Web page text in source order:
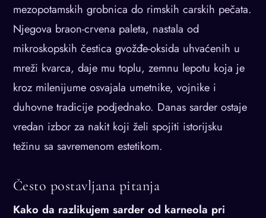
mezopotamskih grobnica do rimskih carskih pečata.
Njegova braon-crvena paleta, nastala od
mikroskopskih čestica gvožđe-oksida uhvaćenih u
mreži kvarca, daje mu toplu, zemnu lepotu koja je
kroz milenijume osvajala umetnike, vojnike i
duhovne tradicije podjednako. Danas sarder ostaje
vredan izbor za nakit koji želi spojiti istorijsku
težinu sa savremenom estetikom.
Često postavljana pitanja
Kako da razlikujem sarder od karneola pri